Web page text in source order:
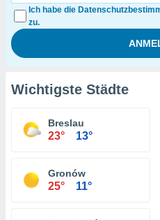
Ich habe die
zu.
Wichtigste Städte
Breslau
23° 13°
Gronów
25° 11°